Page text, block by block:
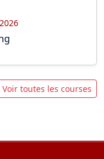
Voir toutes les courses